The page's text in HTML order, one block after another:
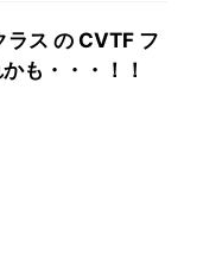
ラス の CVTF フ
も・・・！！